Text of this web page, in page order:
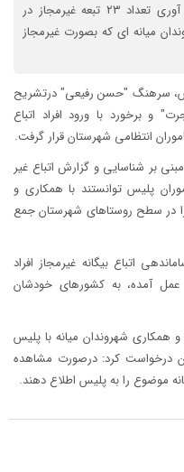
فرمانده انتظامی شهرستان میانه از جمع آوری تعداد ۲۳ تبعه غیرمجاز در
میانه ای که بصورت غیرمجاز
سرهنگ "حسن رفیعی" درتشریح
و برخورد با ورود افراد اتباع
انتظامی شهرستان قرار گرفت.
بر شناسایی و گزارش اتباع غیر
فوریت های پلیس ۱۱۰ ، ماموران پلیس توانستند با همکاری و
۲۳ تبعه غیرمجاز را در سطح روستاهای شهرستان جمع
اتباع بیگانه غیرمجاز افراد
آمده، به کشورهای خودشان
همکاری شهروندان میانه با پلیس
درخواست کرد: درصورت مشاهده
موضوع را به پلیس اطلاع دهند.